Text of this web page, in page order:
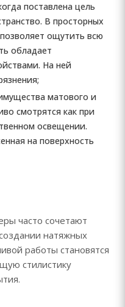
поставлена цель
В просторных
ощутить всю
обладает
На ней
матового и
смотрятся как при
освещении.
на поверхность
часто сочетают
натяжных
работы становятся
стилистику